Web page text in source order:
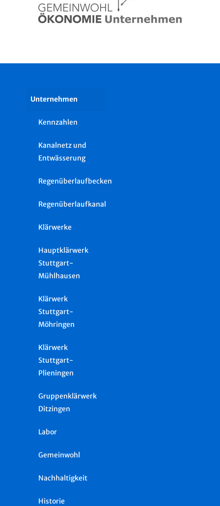
Unternehmen
Kennzahlen
Kanalnetz und
Entwässerung
Regenüberlaufbecken
Regenüberlaufkanal
Klärwerke
Hauptklärwerk
Stuttgart-
Mühlhausen
Klärwerk
Stuttgart-
Möhringen
Klärwerk
Stuttgart-
Plieningen
Gruppenklärwerk
Ditzingen
Labor
Gemeinwohl
Nachhaltigkeit
Historie